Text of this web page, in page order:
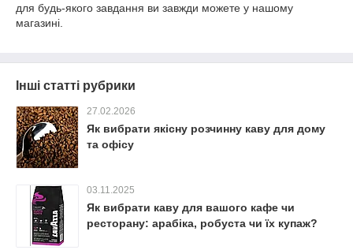
для будь-якого завдання ви завжди можете у нашому
магазині.
Інші статті рубрики
27.02.2026
Як вибрати якісну розчинну каву для дому
та офісу
03.11.2025
Як вибрати каву для вашого кафе чи
ресторану: арабіка, робуста чи їх купаж?